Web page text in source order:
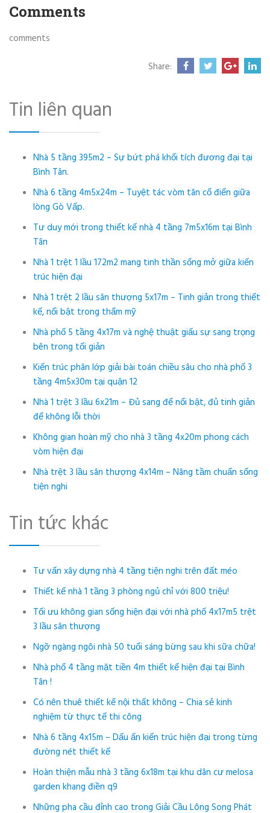
Comments
comments
Share:
Tin liên quan
Nhà 5 tầng 395m2 – Sự bứt phá khối tích đương đại tại
Bình Tân.
Nhà 6 tầng 4m5x24m – Tuyệt tác vòm tân cổ điển giữa
lòng Gò Vấp.
Tư duy mới trong thiết kế nhà 4 tầng 7m5x16m tại Bình
Tân
Nhà 1 trệt 1 lầu 172m2 mang tinh thần sống mở giữa kiến
trúc hiện đại
Nhà 1 trệt 2 lầu sân thượng 5x17m – Tinh giản trong thiết
kế, nổi bật trong thẩm mỹ
Nhà phố 5 tầng 4x17m và nghệ thuật giấu sự sang trọng
bên trong tối giản
Kiến trúc phân lớp giải bài toán chiều sâu cho nhà phố 3
tầng 4m5x30m tại quận 12
Nhà 1 trệt 3 lầu 6x21m – Đủ sang để nổi bật, đủ tinh giản
để không lỗi thời
Không gian hoàn mỹ cho nhà 3 tầng 4x20m phong cách
vòm hiện đại
Nhà trệt 3 lầu sân thượng 4x14m – Nâng tầm chuẩn sống
tiện nghi
Tin tức khác
Tư vấn xây dựng nhà 4 tầng tiện nghi trên đất méo
Thiết kế nhà 1 tầng 3 phòng ngủ chỉ với 800 triệu!
Tối ưu không gian sống hiện đại với nhà phố 4x17m5 trệt
3 lầu sân thượng
Ngỡ ngàng ngôi nhà 50 tuổi sáng bừng sau khi sữa chữa!
Nhà phố 4 tầng mặt tiền 4m thiết kế hiện đại tại Bình
Tân !
Có nên thuê thiết kế nội thất không – Chia sẻ kinh
nghiệm từ thực tế thi công
Nhà 6 tầng 4x15m – Dấu ấn kiến trúc hiện đại trong từng
đường nét thiết kế
Hoàn thiện mẫu nhà 3 tầng 6x18m tại khu dân cư melosa
garden khang điền q9
Những pha cầu đỉnh cao trong Giải Cầu Lông Song Phát